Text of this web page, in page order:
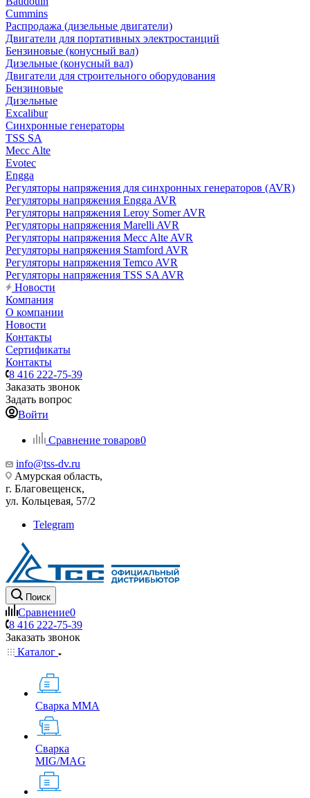
Cummins
Распродажа (дизельные двигатели)
Двигатели для портативных электростанций
Бензиновые (конусный вал)
Дизельные (конусный вал)
Двигатели для строительного оборудования
Бензиновые
Дизельные
Excalibur
Синхронные генераторы
TSS SA
Mecc Alte
Evotec
Engga
Регуляторы напряжения для синхронных генераторов (AVR)
Регуляторы напряжения Engga AVR
Регуляторы напряжения Leroy Somer AVR
Регуляторы напряжения Marelli AVR
Регуляторы напряжения Mecc Alte AVR
Регуляторы напряжения Stamford AVR
Регуляторы напряжения Temco AVR
Регуляторы напряжения TSS SA AVR
Новости
Компания
О компании
Новости
Контакты
Сертификаты
Контакты
8 416 222-75-39
Заказать звонок
Задать вопрос
Войти
Сравнение товаров0
info@tss-dv.ru
Амурская область,
г. Благовещенск,
ул. Кольцевая, 57/2
Telegram
Поиск
Сравнение0
8 416 222-75-39
Заказать звонок
Каталог
Сварка MMA
Сварка
MIG/MAG